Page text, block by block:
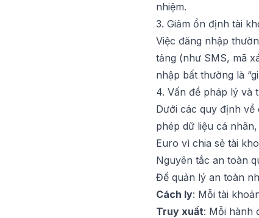
nhiệm.
3. Giảm ổn định tài
Việc đăng nhập
tảng (như SMS, mã
nhập bất thường là
4. Vấn đề pháp lý và
Dưới các quy định về
phép dữ liệu cá
Euro vì chia sẻ tài
Nguyên tắc an toàn
Để quản lý an toàn
Cách ly: Mỗi tài
Truy xuất: Mỗi hành